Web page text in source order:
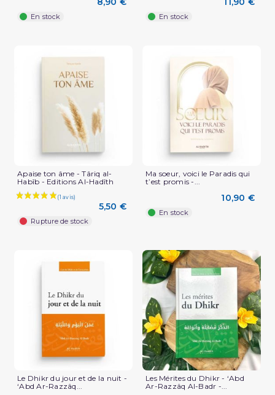
En stock En stock
Apaise ton âme - Târiq al-
Habîb - Editions Al-Hadîth
5,50 €
Rupture de stock
Ma soeur, voici le Paradis qui
t’est promis -...
10,90 €
En stock
Le Dhikr du jour et de la nuit -
‘Abd Ar-Razzâq...
Les Mérites du Dhikr - ‘Abd
Ar-Razzâq Al-Badr -...